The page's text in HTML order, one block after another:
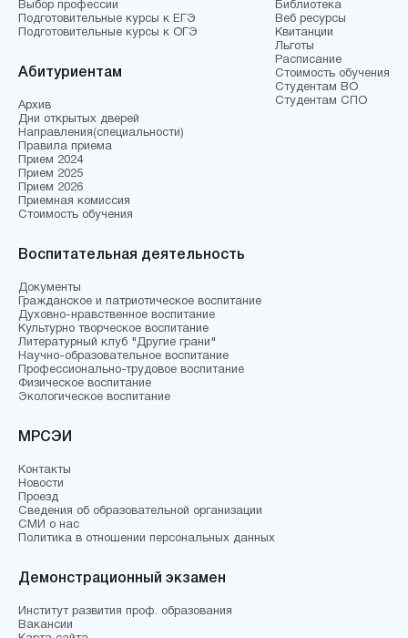
Выбор профессии
Подготовительные курсы к ЕГЭ
Подготовительные курсы к ОГЭ
Абитуриентам
Архив
Дни открытых дверей
Направления(специальности)
Правила приема
Прием 2024
Прием 2025
Прием 2026
Приемная комиссия
Стоимость обучения
Библиотека
Веб ресурсы
Квитанции
Льготы
Расписание
Стоимость обучения
Студентам ВО
Студентам СПО
Воспитательная деятельность
Документы
Гражданское и патриотическое воспитание
Духовно-нравственное воспитание
Культурно творческое воспитание
Литературный клуб "Другие грани"
Научно-образовательное воспитание
Профессионально-трудовое воспитание
Физическое воспитание
Экологическое воспитание
МРСЭИ
Контакты
Новости
Проезд
Сведения об образовательной организации
СМИ о нас
Политика в отношении персональных данных
Демонстрационный экзамен
Институт развития проф. образования
Вакансии